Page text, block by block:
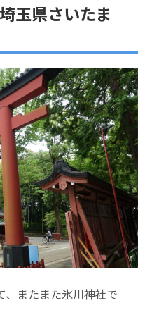
玉県さいたま
、またまた氷川神社で